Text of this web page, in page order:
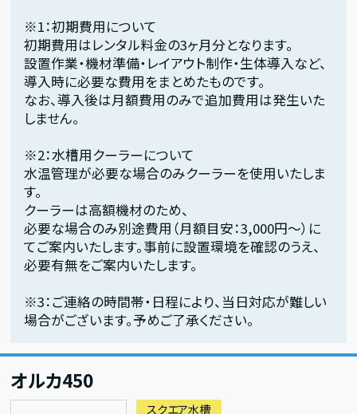
※1：初期費用について
初期費用はレンタル料金の3ヶ月分となります。
設置作業・機材準備・レイアウト制作・生体導入など、
導入時に必要な費用をまとめたものです。
なお、導入後は月額費用のみで追加費用は発生いた
しません。
※2：水槽用クーラーについて
水温管理が必要な場合のみクーラーを使用いたしま
す。
クーラーは高額機材のため、
必要な場合のみ別途費用（月額目安：3,000円〜）に
てご案内いたします。事前に設置環境を確認のうえ、
必要有無をご案内いたします。
※3：ご連絡の時間帯・日程により、当日対応が難しい
場合がございます。予めご了承ください。
オルカ450
スクエア水槽